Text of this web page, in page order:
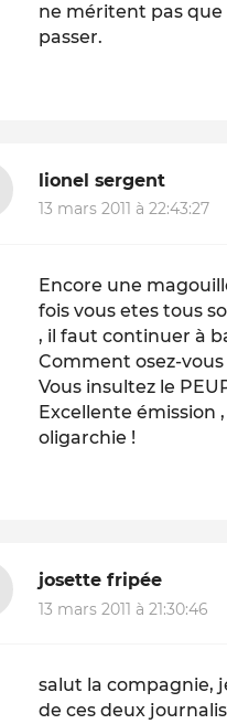
ne méritent pas que
passer.
lionel sergent
13 mars 2011 à 22:43:27
Encore une
fois vous etes tous
, il faut continuer à
Comment osez-
Vous insultez le
Excellente émission
oligarchie !
josette fripée
13 mars 2011 à 21:30:46
salut la compagnie,
de ces deux